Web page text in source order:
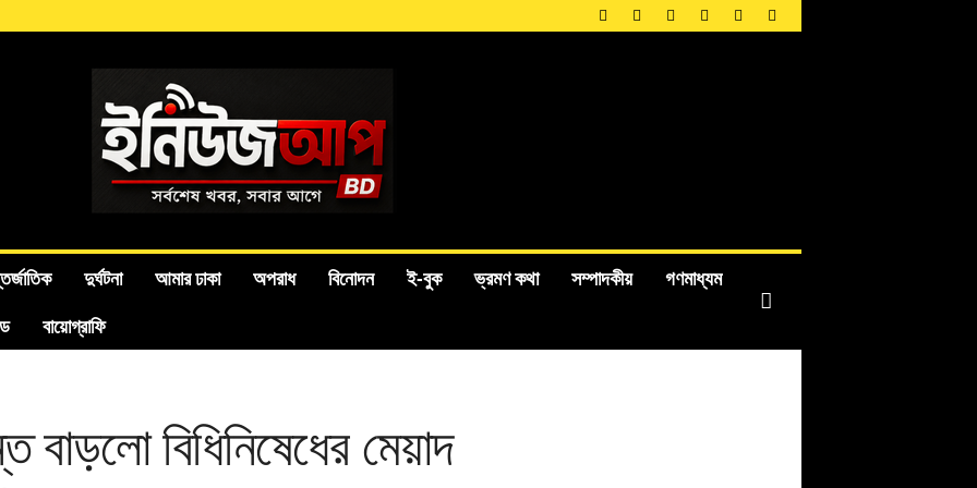
দুর্ঘটনা আমার ঢাকা অপরাধ বিনোদন ই-বুক ভ্রমণ কথা সম্পাদকীয়
গণমাধ্যম
বায়োগ্রাফি
বাড়লো বিধিনিষেধের মেয়াদ